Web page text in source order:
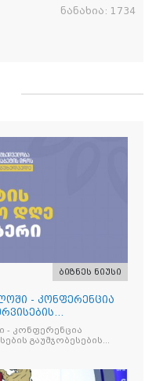
ნანახია: 1734
ბიზნეს ნიუსი
- კონფერენცია
- კონფერენცია
გაუმჯობესების